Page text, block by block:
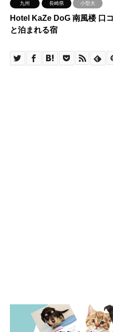
九州 長崎県 小型犬
Hotel KaZe DoG 南風楼 口
と泊まれる宿